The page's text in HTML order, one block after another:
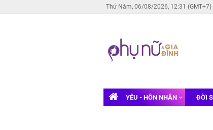
Thứ Năm, 06/08/2026, 12:31 (GMT+7)
YÊU - HÔN NHÂN ĐỜI